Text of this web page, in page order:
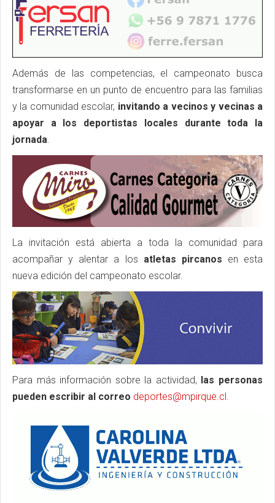
Además de las competencias, el campeonato busca
transformarse en un punto de encuentro para las familias
y la comunidad escolar, invitando a vecinos y vecinas a
apoyar a los deportistas locales durante toda la
jornada.
La invitación está abierta a toda la comunidad para
acompañar y alentar a los atletas pircanos en esta
nueva edición del campeonato escolar.
Para más información sobre la actividad,
las personas
pueden escribir al correo deportes@mpirque.cl .